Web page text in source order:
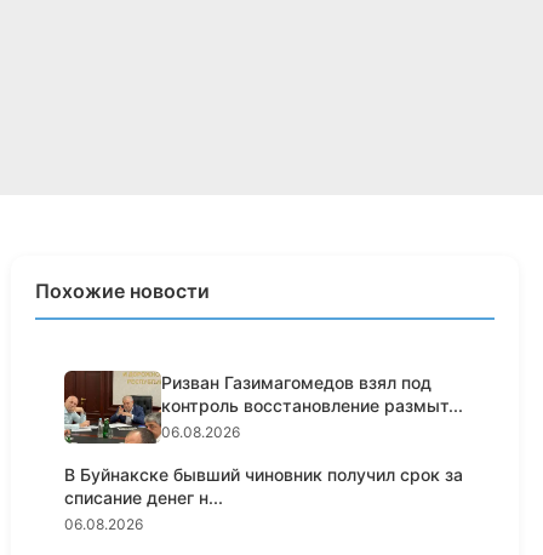
Похожие новости
Ризван Газимагомедов взял под
контроль восстановление размыт...
06.08.2026
В Буйнакске бывший чиновник получил срок за
списание денег н...
06.08.2026